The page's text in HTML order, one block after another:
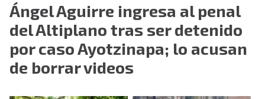
Ángel Aguirre ingresa al penal
del Altiplano tras ser detenido
por caso Ayotzinapa; lo acusan
de borrar videos